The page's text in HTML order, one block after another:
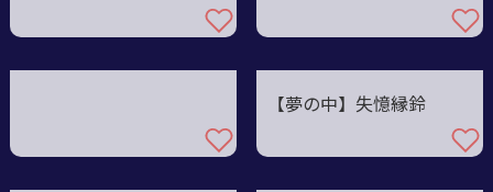
【夢の中】失憶縁鈴